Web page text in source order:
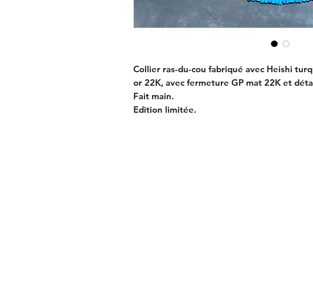
Collier ras-du-cou fabriqué avec Heishi
or 22K, avec fermeture GP mat 22K et
Fait main.
Edition limitée.